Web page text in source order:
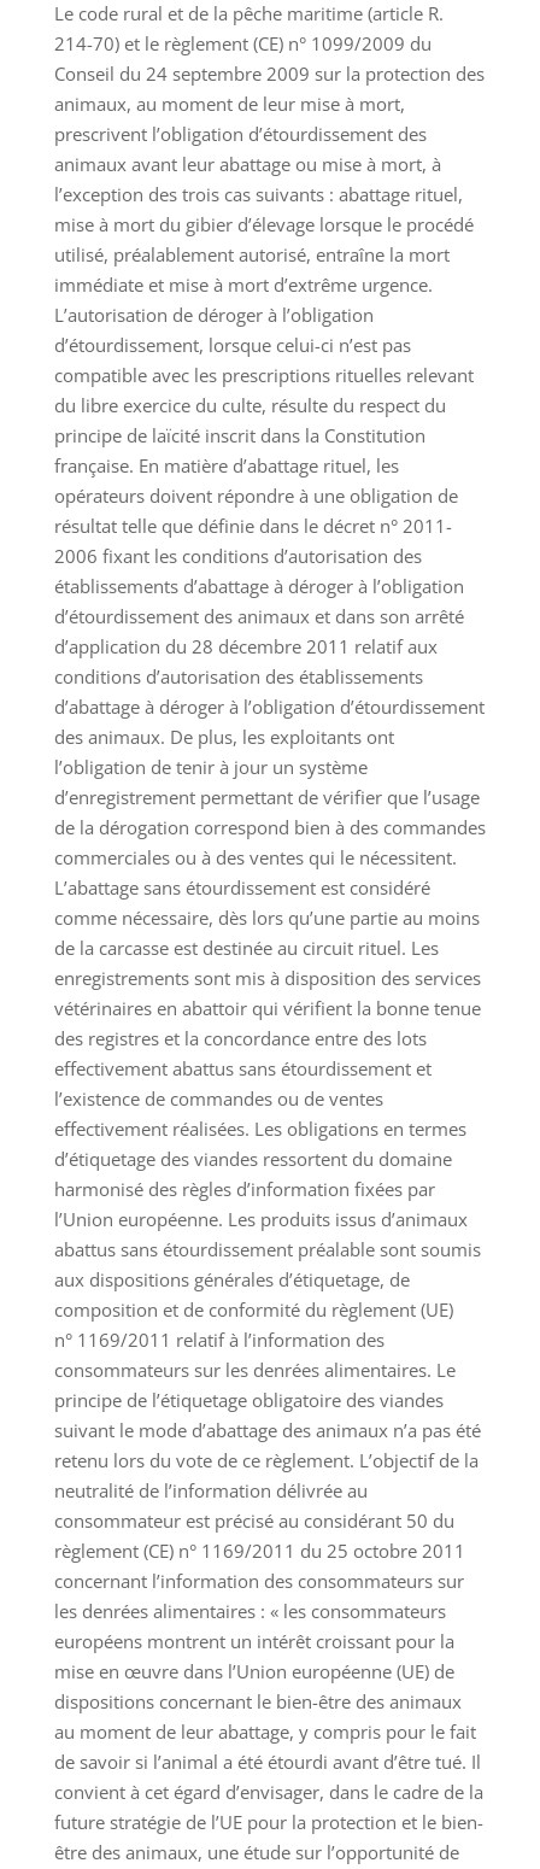
Le code rural et de la pêche maritime (article R.
214-70) et le règlement (CE) n° 1099/2009 du
Conseil du 24 septembre 2009 sur la protection des
animaux, au moment de leur mise à mort,
prescrivent l’obligation d’étourdissement des
animaux avant leur abattage ou mise à mort, à
l’exception des trois cas suivants : abattage rituel,
mise à mort du gibier d’élevage lorsque le procédé
utilisé, préalablement autorisé, entraîne la mort
immédiate et mise à mort d’extrême urgence.
L’autorisation de déroger à l’obligation
d’étourdissement, lorsque celui-ci n’est pas
compatible avec les prescriptions rituelles relevant
du libre exercice du culte, résulte du respect du
principe de laïcité inscrit dans la Constitution
française. En matière d’abattage rituel, les
opérateurs doivent répondre à une obligation de
résultat telle que définie dans le décret n° 2011-
2006 fixant les conditions d’autorisation des
établissements d’abattage à déroger à l’obligation
d’étourdissement des animaux et dans son arrêté
d’application du 28 décembre 2011 relatif aux
conditions d’autorisation des établissements
d’abattage à déroger à l’obligation d’étourdissement
des animaux. De plus, les exploitants ont
l’obligation de tenir à jour un système
d’enregistrement permettant de vérifier que l’usage
de la dérogation correspond bien à des commandes
commerciales ou à des ventes qui le nécessitent.
L’abattage sans étourdissement est considéré
comme nécessaire, dès lors qu’une partie au moins
de la carcasse est destinée au circuit rituel. Les
enregistrements sont mis à disposition des services
vétérinaires en abattoir qui vérifient la bonne tenue
des registres et la concordance entre des lots
effectivement abattus sans étourdissement et
l’existence de commandes ou de ventes
effectivement réalisées. Les obligations en termes
d’étiquetage des viandes ressortent du domaine
harmonisé des règles d’information fixées par
l’Union européenne. Les produits issus d’animaux
abattus sans étourdissement préalable sont soumis
aux dispositions générales d’étiquetage, de
composition et de conformité du règlement (UE)
n° 1169/2011 relatif à l’information des
consommateurs sur les denrées alimentaires. Le
principe de l’étiquetage obligatoire des viandes
suivant le mode d’abattage des animaux n’a pas été
retenu lors du vote de ce règlement. L’objectif de la
neutralité de l’information délivrée au
consommateur est précisé au considérant 50 du
règlement (CE) n° 1169/2011 du 25 octobre 2011
concernant l’information des consommateurs sur
les denrées alimentaires : « les consommateurs
européens montrent un intérêt croissant pour la
mise en œuvre dans l’Union européenne (UE) de
dispositions concernant le bien-être des animaux
au moment de leur abattage, y compris pour le fait
de savoir si l’animal a été étourdi avant d’être tué. Il
convient à cet égard d’envisager, dans le cadre de la
future stratégie de l’UE pour la protection et le bien-
être des animaux, une étude sur l’opportunité de